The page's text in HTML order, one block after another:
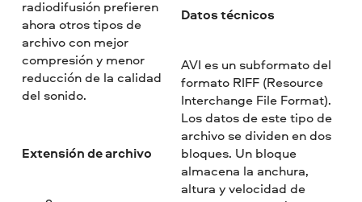
radiodifusión prefieren
ahora otros tipos de
archivo con mejor
compresión y menor
reducción de la calidad
del sonido.
Extensión de archivo
Datos técnicos
AVI es un subformato del
formato RIFF (Resource
Interchange File Format).
Los datos de este tipo de
archivo se dividen en dos
bloques. Un bloque
almacena la anchura,
altura y velocidad de